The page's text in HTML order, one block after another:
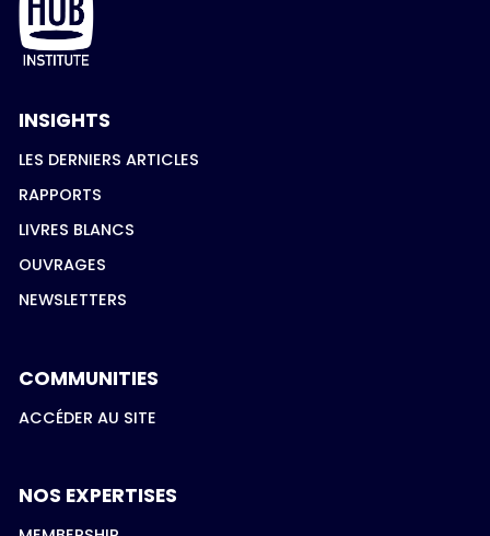
INSIGHTS
LES DERNIERS ARTICLES
RAPPORTS
LIVRES BLANCS
OUVRAGES
NEWSLETTERS
COMMUNITIES
ACCÉDER AU SITE
NOS EXPERTISES